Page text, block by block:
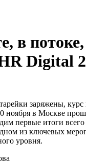
в
Digital
заряжены, курс
ноября в Москве
первые итоги всего
из ключевых
уровня.